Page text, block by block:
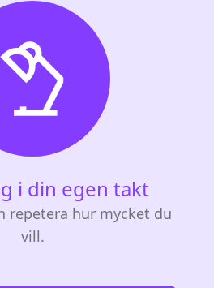
i din egen takt
repetera hur mycket du
vill.